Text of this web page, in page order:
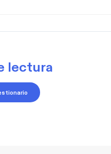
lectura